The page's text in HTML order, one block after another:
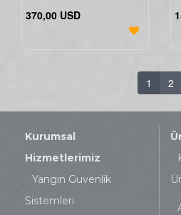
370,00 USD
1 2
Kurumsal
Hizmetlerimiz
Yangın Guvenlik
Sistemleri